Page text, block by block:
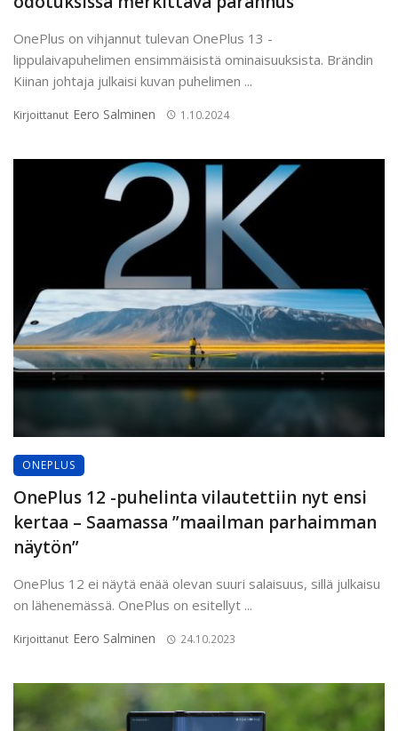
OnePlus on vihjannut tulevan OnePlus 13 -
lippulaivapuhelimen ensimmäisistä ominaisuuksista. Brändin
Kiinan johtaja julkaisi kuvan puhelimen ...
Kirjoittanut Eero Salminen 1.10.2024
ONEPLUS
OnePlus 12 -puhelinta vilautettiin nyt ensi
kertaa – Saamassa ”maailman parhaimman
näytön”
OnePlus 12 ei näytä enää olevan suuri salaisuus, sillä julkaisu
on lähenemässä. OnePlus on esitellyt ...
Kirjoittanut Eero Salminen 24.10.2023